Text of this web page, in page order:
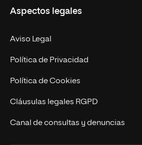
Doctorados
Experto Universitario
Postgrados
Cursos Universitarios
Facultades
Nuestro Equipo
Trabaja en UNIR
Actualidad
UNIR Revista
Eventos
Aspectos legales
Aviso Legal
Política de Privacidad
Política de Cookies
Cláusulas legales RGPD
Canal de consultas y denuncias